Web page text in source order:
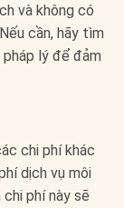
và không có
cần, hãy tìm
lý để đảm
chi phí khác
dịch vụ môi
phí này sẽ